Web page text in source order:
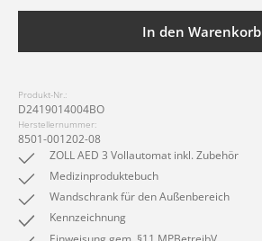
In den Warenkorb
Produkt-Nr.:
D2419014004BO
Herstellernummer:
8501-001202-08
ZOLL AED 3 Vollautomat inkl. Zubehör
Medizinproduktebuch
Wandschrank für den Außenbereich
Kennzeichnung